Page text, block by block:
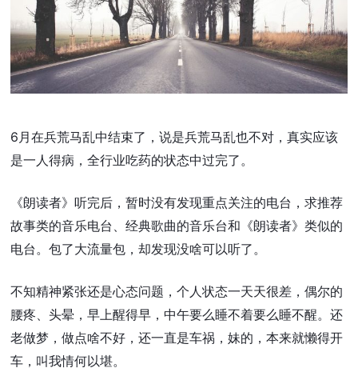
6月在兵荒马乱中结束了，说是兵荒马乱也不对，真实应该
是一人得病，全行业吃药的状态中过完了。
《朗读者》听完后，暂时没有发现重点关注的电台，求推荐
故事类的音乐电台、经典歌曲的音乐台和《朗读者》类似的
电台。包了大流量包，却发现没啥可以听了。
不知精神紧张还是心态问题，个人状态一天天很差，偶尔的
腰疼、头晕，早上醒得早，中午要么睡不着要么睡不醒。还
老做梦，做点啥不好，还一直是车祸，妹的，本来就懒得开
车，叫我情何以堪。